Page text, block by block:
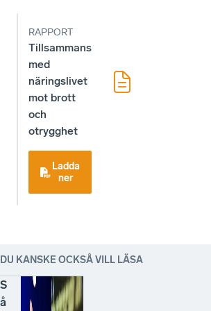
RAPPORT
Tillsammans
med
näringslivet
mot brott
och
otrygghet
Ladda
ner
DU KANSKE OCKSÅ VILL LÄSA
S
å